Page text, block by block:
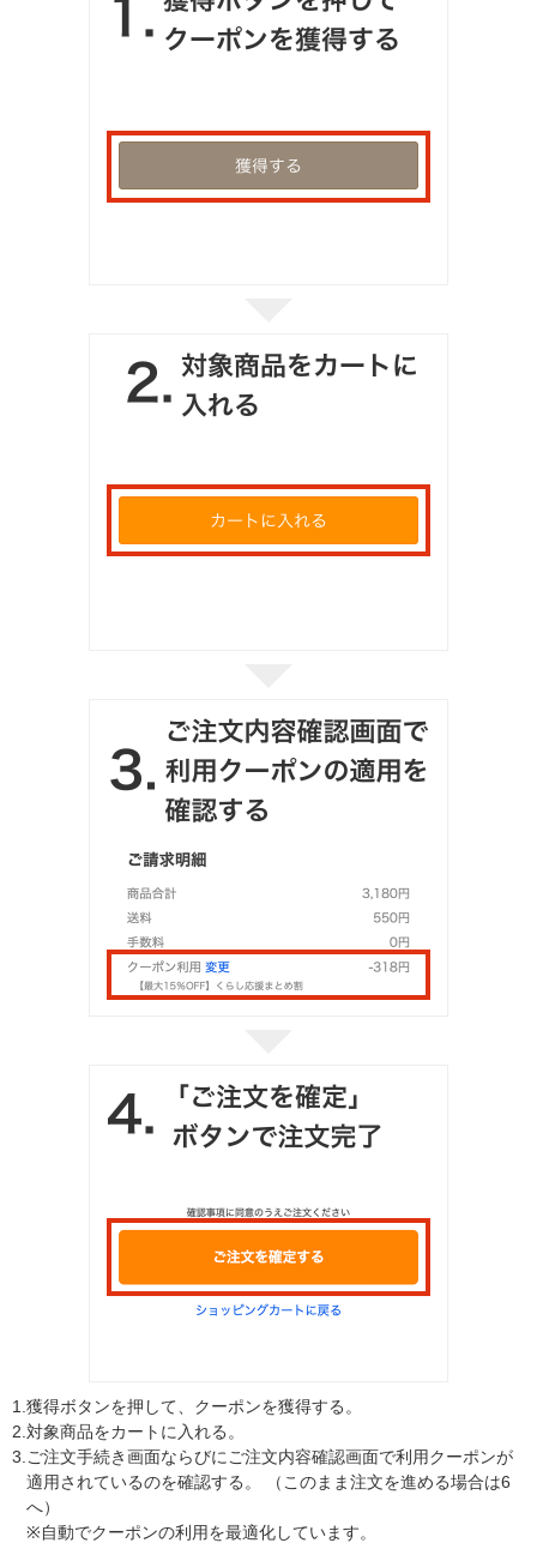
1. 獲得ボタンを押して、クーポンを獲得する。
2. 対象商品をカートに入れる。
3. ご注文手続き画面ならびにご注文内容確認画面で利用クーポンが
適用されているのを確認する。 （このまま注文を進める場合は6
へ）
※自動でクーポンの利用を最適化しています。